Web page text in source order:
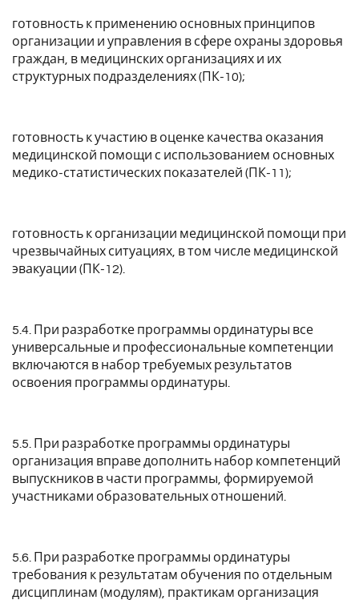
готовность к применению основных принципов
организации и управления в сфере охраны здоровья
граждан, в медицинских организациях и их
структурных подразделениях (ПК-10);
готовность к участию в оценке качества оказания
медицинской помощи с использованием основных
медико-статистических показателей (ПК-11);
готовность к организации медицинской помощи при
чрезвычайных ситуациях, в том числе медицинской
эвакуации (ПК-12).
5.4. При разработке программы ординатуры все
универсальные и профессиональные компетенции
включаются в набор требуемых результатов
освоения программы ординатуры.
5.5. При разработке программы ординатуры
организация вправе дополнить набор компетенций
выпускников в части программы, формируемой
участниками образовательных отношений.
5.6. При разработке программы ординатуры
требования к результатам обучения по отдельным
дисциплинам (модулям), практикам организация